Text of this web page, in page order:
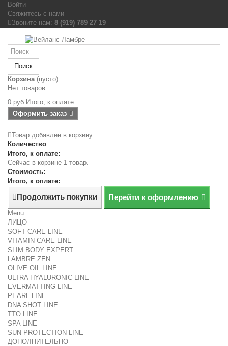
Войти
Свяжитесь с нами
Звоните нам: 8 (919) 789 27 19
Поиск
Корзина (пусто)
Нет товаров
0 руб Итого, к оплате:
Оформить заказ
Товар добавлен в корзину
Количество
Итого, к оплате:
Сейчас в корзине 1 товар.
Стоимость:
Итого, к оплате:
Продолжить покупки Перейти к оформлению
Menu
ЛИЦО
SOFT CARE LINE
VITAMIN CARE LINE
SLIM BODY EXPERT
LAMBRE ZEN
OLIVE OIL LINE
ULTRA HYALURONIC LINE
EVERMATTING LINE
PEARL LINE
DNA SHOT LINE
TTO LINE
SPA LINE
SUN PROTECTION LINE
ДОПОЛНИТЕЛЬНО